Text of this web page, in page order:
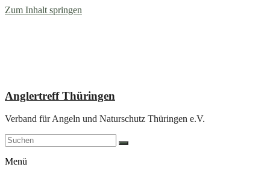
Zum Inhalt springen
Anglertreff Thüringen
Verband für Angeln und Naturschutz Thüringen e.V.
Menü